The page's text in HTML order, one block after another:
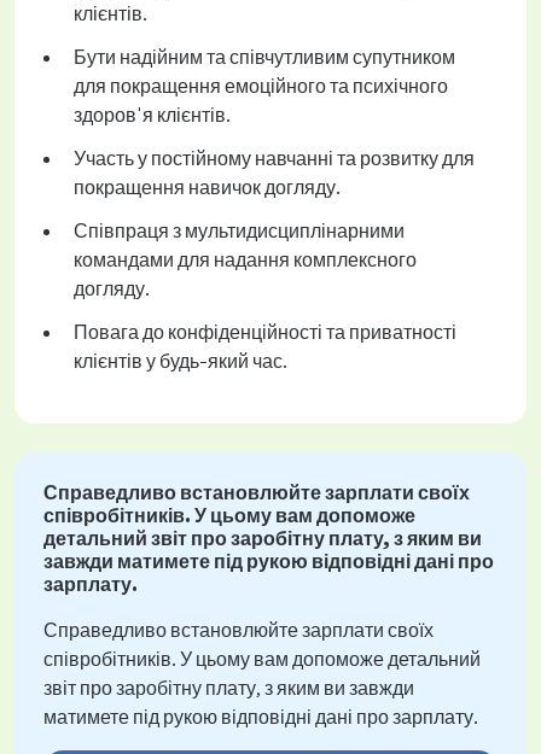
клієнтів.
Бути надійним та співчутливим супутником
для покращення емоційного та психічного
здоров'я клієнтів.
Участь у постійному навчанні та розвитку для
покращення навичок догляду.
Співпраця з мультидисциплінарними
командами для надання комплексного
догляду.
Повага до конфіденційності та приватності
клієнтів у будь-який час.
Справедливо встановлюйте зарплати своїх
співробітників. У цьому вам допоможе
детальний звіт про заробітну плату, з яким ви
завжди матимете під рукою відповідні дані про
зарплату.
Справедливо встановлюйте зарплати своїх
співробітників. У цьому вам допоможе детальний
звіт про заробітну плату, з яким ви завжди
матимете під рукою відповідні дані про зарплату.